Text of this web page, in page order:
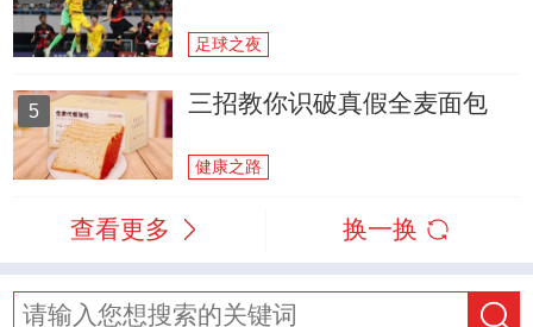
足球之夜
5 三招教你识破真假全麦面包
健康之路
查看更多 换一换